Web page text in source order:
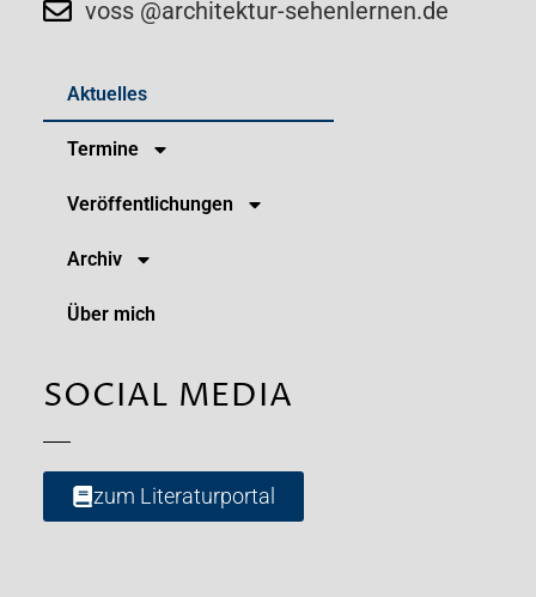
voss @architektur-sehenlernen.de
Aktuelles
Termine
Veröffentlichungen
Archiv
Über mich
SOCIAL MEDIA
zum Literaturportal